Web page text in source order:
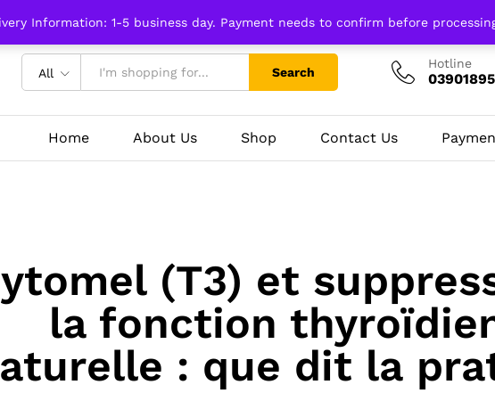
Information: 1-5 business day. Payment needs to confirm before
All Search
Hotline
Home About Us Shop Contact Us
(T3) et
la fonction
: que dit la